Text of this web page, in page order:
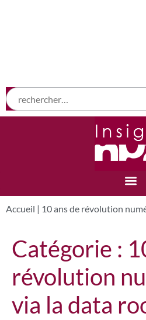
Accueil | 10 ans de révolution
Catégorie :
révolution
via la data